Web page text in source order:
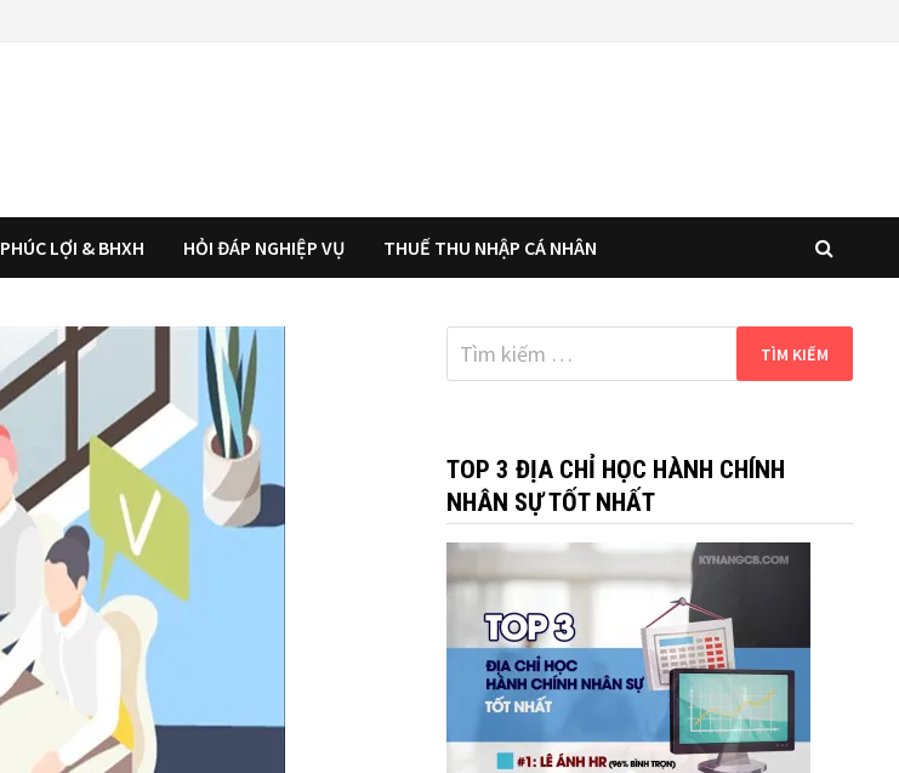
PHÚC LỢI & BHXH HỎI ĐÁP NGHIỆP VỤ THUẾ THU NHẬP CÁ NHÂN
Tìm
kiếm
TOP 3 ĐỊA CHỈ HỌC HÀNH CHÍNH
NHÂN SỰ TỐT NHẤT